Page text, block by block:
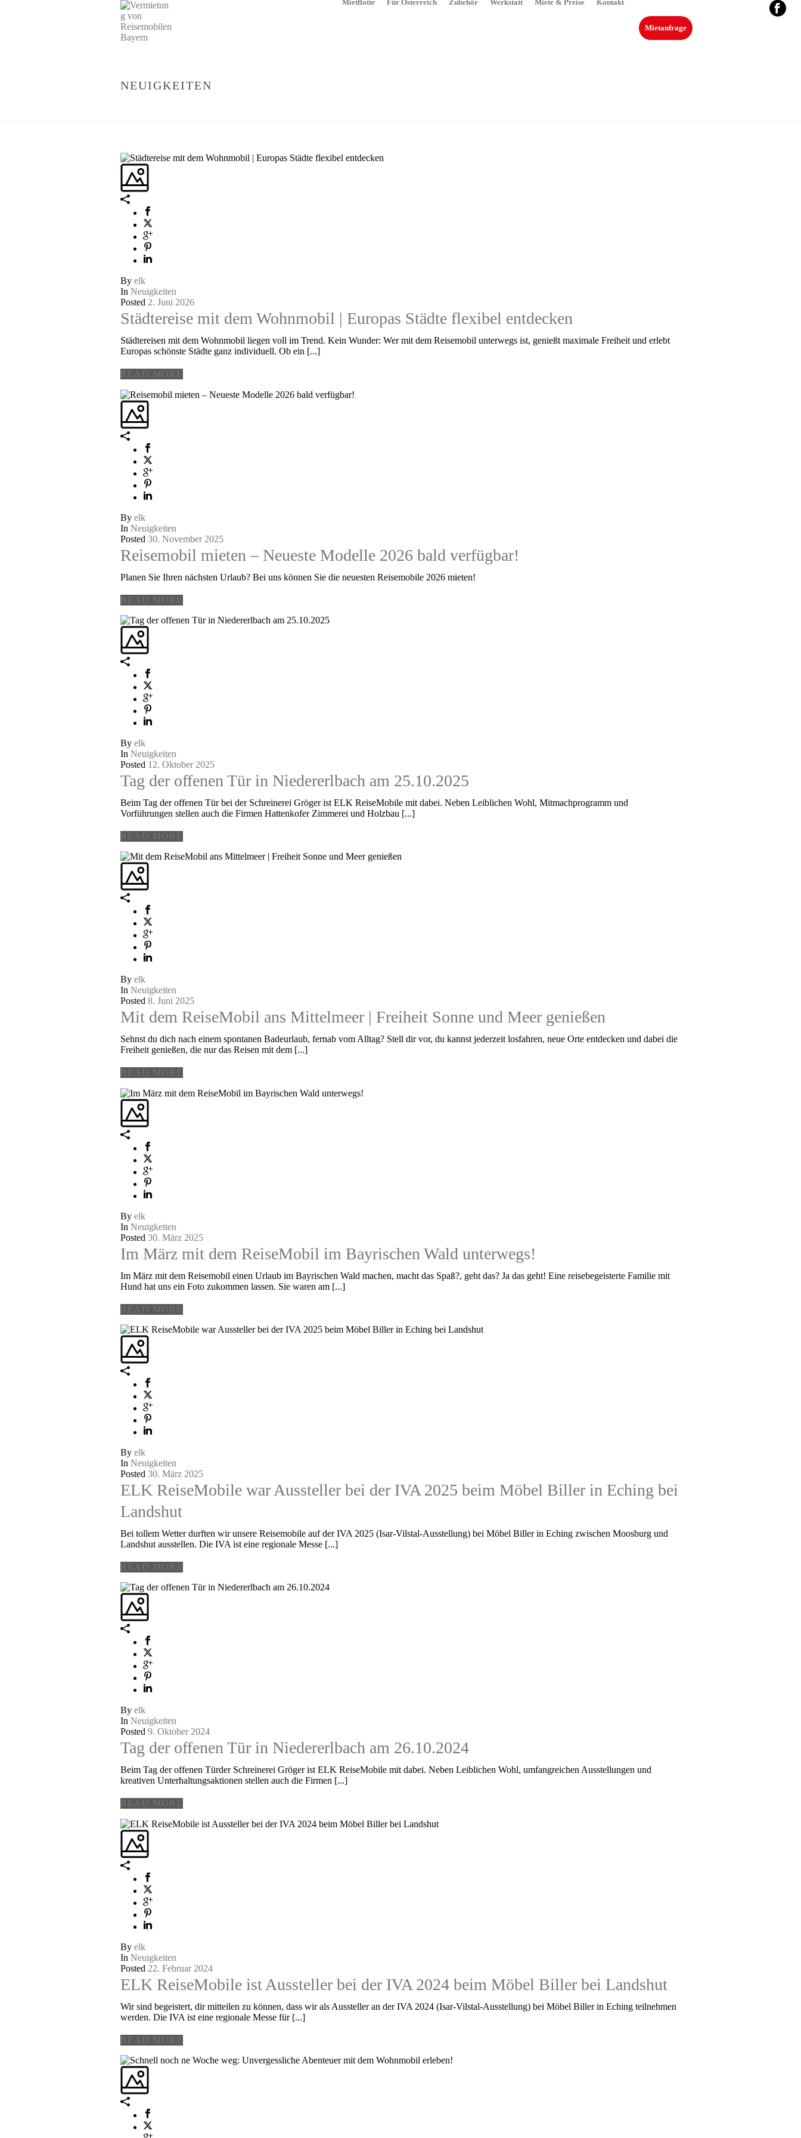
Mietflotte Für Österreich Zubehör Werkstatt Miete & Preise Kontakt
Mietanfrage
NEUIGKEITEN
By elk
In Neuigkeiten
Posted 2. Juni 2026
Städtereise mit dem Wohnmobil | Europas Städte flexibel entdecken
Städtereisen mit dem Wohnmobil liegen voll im Trend. Kein Wunder: Wer mit dem Reisemobil unterwegs ist, genießt maximale Freiheit und erlebt
Europas schönste Städte ganz individuell. Ob ein [...]
READ MORE
By elk
In Neuigkeiten
Posted 30. November 2025
Reisemobil mieten – Neueste Modelle 2026 bald verfügbar!
Planen Sie Ihren nächsten Urlaub? Bei uns können Sie die neuesten Reisemobile 2026 mieten!
READ MORE
By elk
In Neuigkeiten
Posted 12. Oktober 2025
Tag der offenen Tür in Niedererlbach am 25.10.2025
Beim Tag der offenen Tür bei der Schreinerei Gröger ist ELK ReiseMobile mit dabei. Neben Leiblichen Wohl, Mitmachprogramm und
Vorführungen stellen auch die Firmen Hattenkofer Zimmerei und Holzbau [...]
READ MORE
By elk
In Neuigkeiten
Posted 8. Juni 2025
Mit dem ReiseMobil ans Mittelmeer | Freiheit Sonne und Meer genießen
Sehnst du dich nach einem spontanen Badeurlaub, fernab vom Alltag? Stell dir vor, du kannst jederzeit losfahren, neue Orte entdecken und dabei die
Freiheit genießen, die nur das Reisen mit dem [...]
READ MORE
By elk
In Neuigkeiten
Posted 30. März 2025
Im März mit dem ReiseMobil im Bayrischen Wald unterwegs!
Im März mit dem Reisemobil einen Urlaub im Bayrischen Wald machen, macht das Spaß?, geht das? Ja das geht! Eine reisebegeisterte Familie mit
Hund hat uns ein Foto zukommen lassen. Sie waren am [...]
READ MORE
By elk
In Neuigkeiten
Posted 30. März 2025
ELK ReiseMobile war Aussteller bei der IVA 2025 beim Möbel Biller in Eching bei
Landshut
Bei tollem Wetter durften wir unsere Reisemobile auf der IVA 2025 (Isar-Vilstal-Ausstellung) bei Möbel Biller in Eching zwischen Moosburg und
Landshut ausstellen. Die IVA ist eine regionale Messe [...]
READ MORE
By elk
In Neuigkeiten
Posted 9. Oktober 2024
Tag der offenen Tür in Niedererlbach am 26.10.2024
Beim Tag der offenen Türder Schreinerei Gröger ist ELK ReiseMobile mit dabei. Neben Leiblichen Wohl, umfangreichen Ausstellungen und
kreativen Unterhaltungsaktionen stellen auch die Firmen [...]
READ MORE
By elk
In Neuigkeiten
Posted 22. Februar 2024
ELK ReiseMobile ist Aussteller bei der IVA 2024 beim Möbel Biller bei Landshut
Wir sind begeistert, dir mitteilen zu können, dass wir als Aussteller an der IVA 2024 (Isar-Vilstal-Ausstellung) bei Möbel Biller in Eching teilnehmen
werden. Die IVA ist eine regionale Messe für [...]
READ MORE